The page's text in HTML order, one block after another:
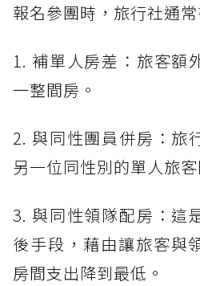
報名參團時，旅行社通
1. 補單人房差：旅客額
一整間房。
2. 與同性團員併房：旅
另一位同性別的單人旅客
3. 與同性領隊配房：這
後手段，藉由讓旅客與
房間支出降到最低。